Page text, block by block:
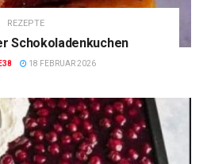
REZEPTE
Schokoladenkuchen
18 FEBRUAR 2026